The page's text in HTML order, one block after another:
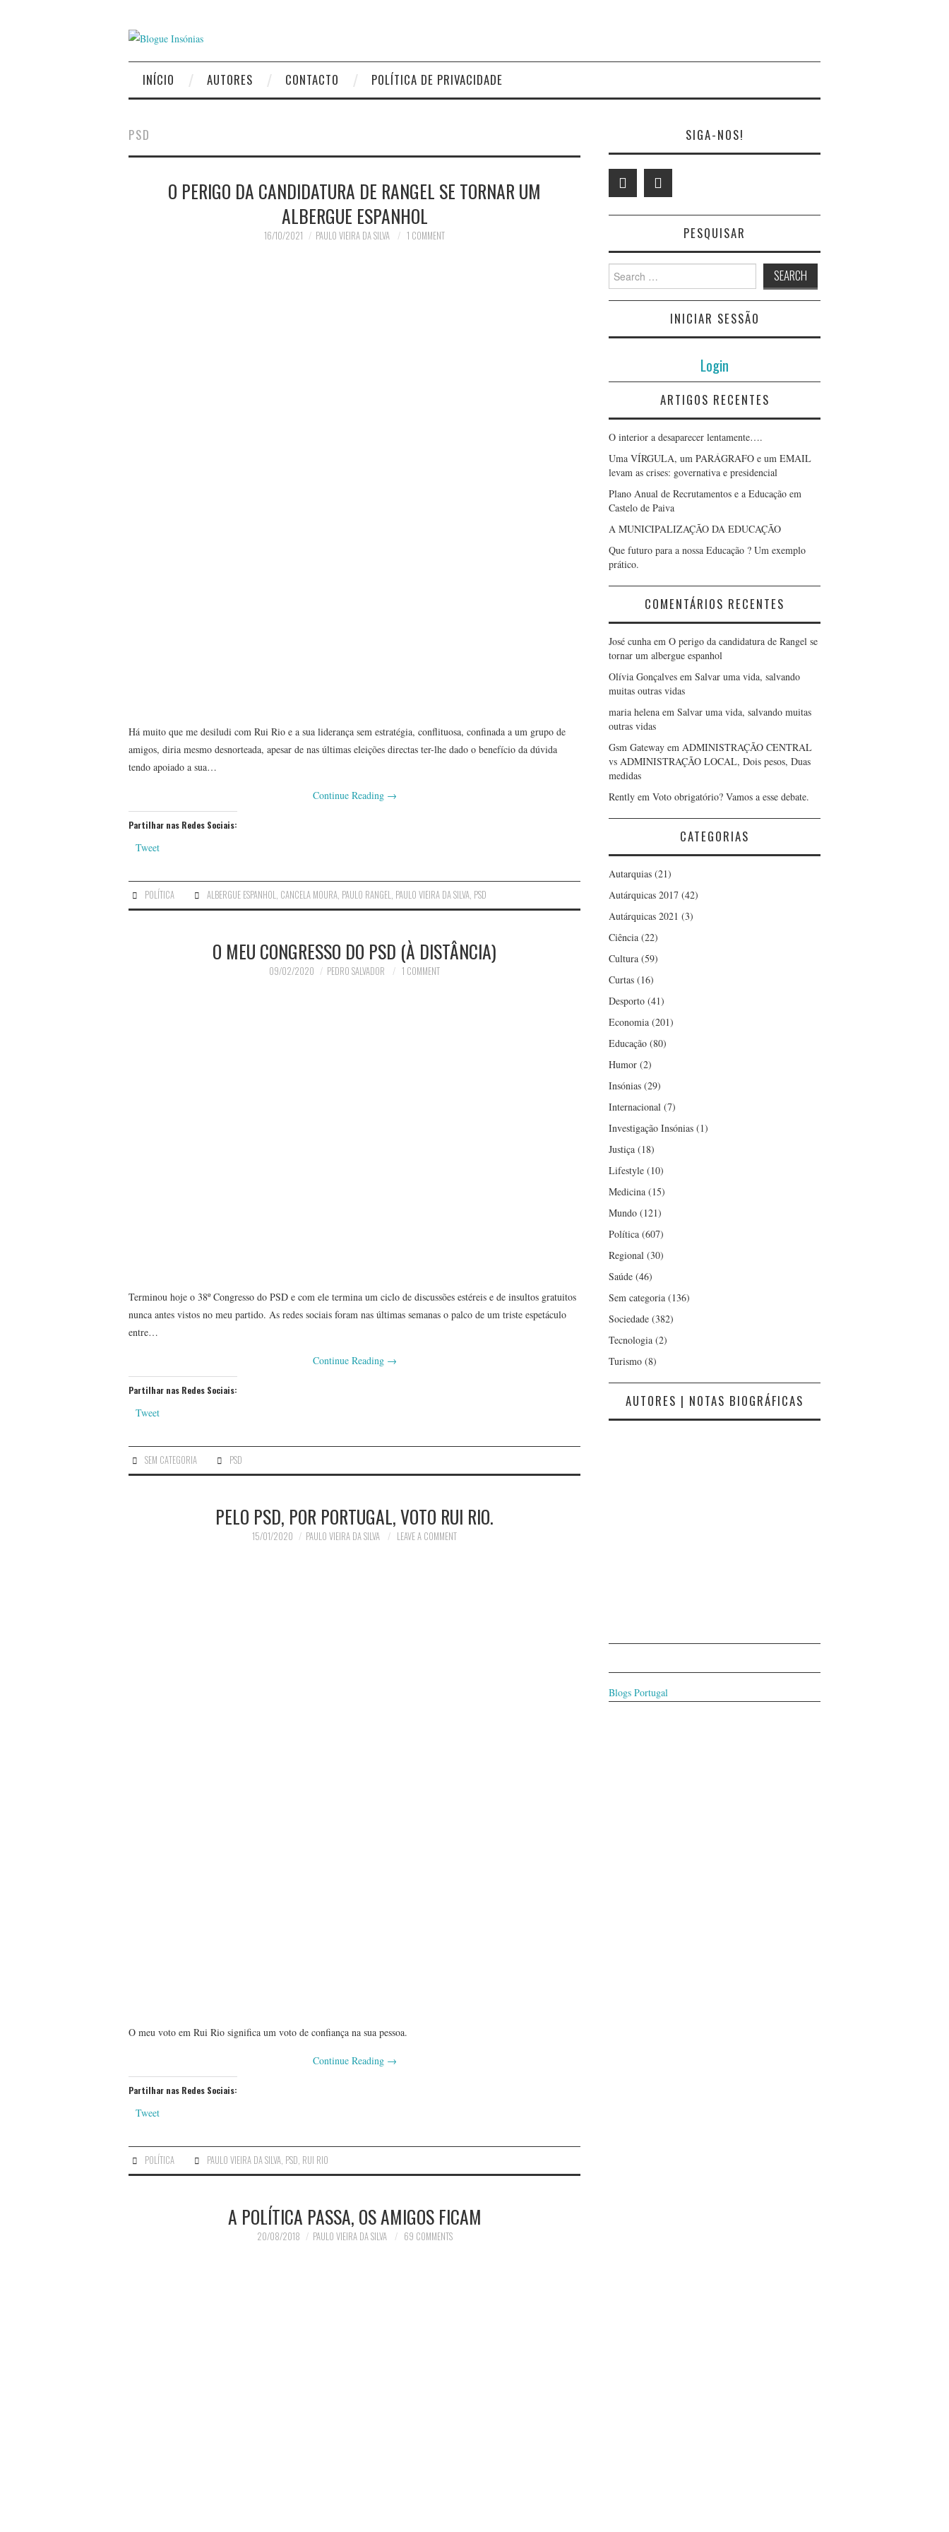
INÍCIO AUTORES CONTACTO POLÍTICA DE PRIVACIDADE
PSD
O PERIGO DA CANDIDATURA DE RANGEL SE TORNAR UM
ALBERGUE ESPANHOL
16/10/2021 PAULO VIEIRA DA SILVA 1 COMMENT
Há muito que me desiludi com Rui Rio e a sua liderança sem estratégia, conflituosa, confinada a um grupo de
amigos, diria mesmo desnorteada, apesar de nas últimas eleições directas ter-lhe dado o benefício da dúvida
tendo apoiado a sua…
Continue Reading →
Partilhar nas Redes Sociais:
Tweet
POLÍTICA ALBERGUE ESPANHOL, CANCELA MOURA, PAULO RANGEL, PAULO VIEIRA DA SILVA, PSD
O MEU CONGRESSO DO PSD (À DISTÂNCIA)
09/02/2020 PEDRO SALVADOR 1 COMMENT
Terminou hoje o 38º Congresso do PSD e com ele termina um ciclo de discussões estéreis e de insultos gratuitos
nunca antes vistos no meu partido. As redes sociais foram nas últimas semanas o palco de um triste espetáculo
entre…
Continue Reading →
Partilhar nas Redes Sociais:
Tweet
SEM CATEGORIA PSD
PELO PSD, POR PORTUGAL, VOTO RUI RIO.
15/01/2020 PAULO VIEIRA DA SILVA LEAVE A COMMENT
O meu voto em Rui Rio significa um voto de confiança na sua pessoa.
Continue Reading →
Partilhar nas Redes Sociais:
Tweet
POLÍTICA PAULO VIEIRA DA SILVA, PSD, RUI RIO
A POLÍTICA PASSA, OS AMIGOS FICAM
20/08/2018 PAULO VIEIRA DA SILVA 69 COMMENTS
SIGA-NOS!
PESQUISAR
Search
for:
INICIAR SESSÃO
Login
ARTIGOS RECENTES
O interior a desaparecer lentamente….
Uma VÍRGULA, um PARÁGRAFO e um EMAIL
levam as crises: governativa e presidencial
Plano Anual de Recrutamentos e a Educação em
Castelo de Paiva
A MUNICIPALIZAÇÃO DA EDUCAÇÃO
Que futuro para a nossa Educação ? Um exemplo
prático.
COMENTÁRIOS RECENTES
José cunha em O perigo da candidatura de Rangel se
tornar um albergue espanhol
Olívia Gonçalves em Salvar uma vida, salvando
muitas outras vidas
maria helena em Salvar uma vida, salvando muitas
outras vidas
Gsm Gateway em ADMINISTRAÇÃO CENTRAL
vs ADMINISTRAÇÃO LOCAL, Dois pesos, Duas
medidas
Rently em Voto obrigatório? Vamos a esse debate.
CATEGORIAS
Autarquias (21)
Autárquicas 2017 (42)
Autárquicas 2021 (3)
Ciência (22)
Cultura (59)
Curtas (16)
Desporto (41)
Economia (201)
Educação (80)
Humor (2)
Insónias (29)
Internacional (7)
Investigação Insónias (1)
Justiça (18)
Lifestyle (10)
Medicina (15)
Mundo (121)
Política (607)
Regional (30)
Saúde (46)
Sem categoria (136)
Sociedade (382)
Tecnologia (2)
Turismo (8)
AUTORES | NOTAS BIOGRÁFICAS
Blogs Portugal